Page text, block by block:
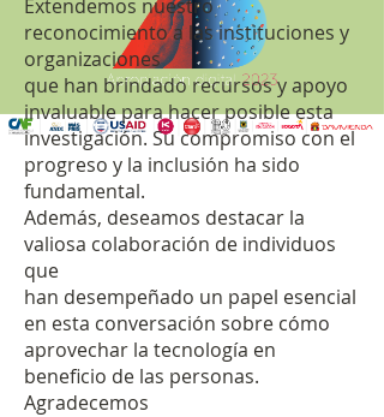
publicaciones de los diferentes
estudios de investigación de
mercados y consultoría empresarial
realizados por el Centro Nacional de
Consultoría.
Estos documentos son publicados
con fines informativos y académicos.
Por lo anterior, y teniendo en cuenta
que es una interpretación que se
realiza de la información
mencionada, elCentro Nacional de
Consultoría - CNCno asumen
responsabilidad alguna relacionada
con el contenido, alcance o sobre el
Extendemos nuestro
reconocimiento a las instituciones y
organizaciones
que han brindado recursos y apoyo
invaluable para hacer posible esta
investigación. Su compromiso con el
progreso y la inclusión ha sido
fundamental.
Además, deseamos destacar la
valiosa colaboración de individuos
que
han desempeñado un papel esencial
en esta conversación sobre cómo
aprovechar la tecnología en
beneficio de las personas.
Agradecemos